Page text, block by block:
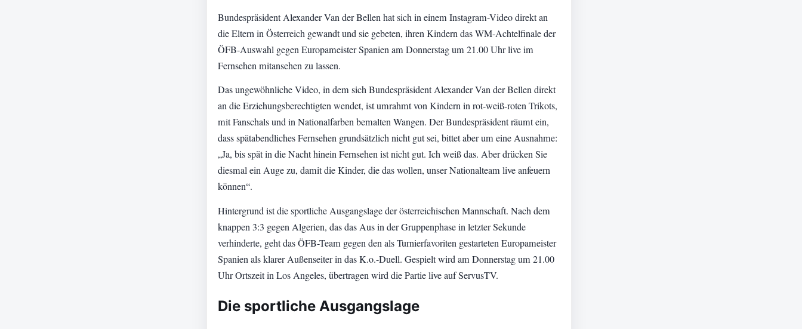
Bundespräsident Alexander Van der Bellen hat sich in einem Instagram-Video direkt an
die Eltern in Österreich gewandt und sie gebeten, ihren Kindern das WM-Achtelfinale der
ÖFB-Auswahl gegen Europameister Spanien am Donnerstag um 21.00 Uhr live im
Fernsehen mitansehen zu lassen.
Das ungewöhnliche Video, in dem sich Bundespräsident Alexander Van der Bellen direkt
an die Erziehungsberechtigten wendet, ist umrahmt von Kindern in rot-weiß-roten Trikots,
mit Fanschals und in Nationalfarben bemalten Wangen. Der Bundespräsident räumt ein,
dass spätabendliches Fernsehen grundsätzlich nicht gut sei, bittet aber um eine Ausnahme:
„Ja, bis spät in die Nacht hinein Fernsehen ist nicht gut. Ich weiß das. Aber drücken Sie
diesmal ein Auge zu, damit die Kinder, die das wollen, unser Nationalteam live anfeuern
können“.
Hintergrund ist die sportliche Ausgangslage der österreichischen Mannschaft. Nach dem
knappen 3:3 gegen Algerien, das das Aus in der Gruppenphase in letzter Sekunde
verhinderte, geht das ÖFB-Team gegen den als Turnierfavoriten gestarteten Europameister
Spanien als klarer Außenseiter in das K.o.-Duell. Gespielt wird am Donnerstag um 21.00
Uhr Ortszeit in Los Angeles, übertragen wird die Partie live auf ServusTV.
Die sportliche Ausgangslage